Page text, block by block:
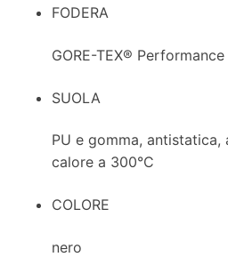
FODERA
GORE-TEX®
SUOLA
PU e gomma,
calore a 300°C
COLORE
nero